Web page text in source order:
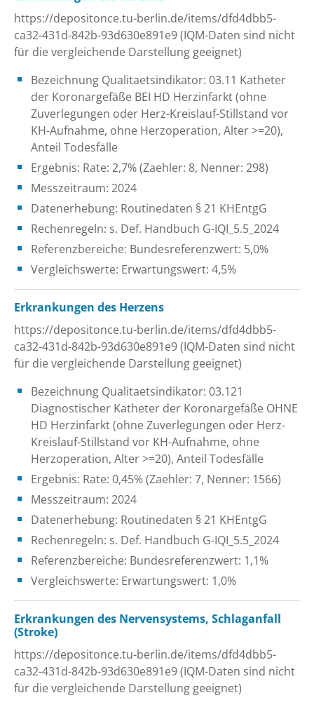
https://depositonce.tu-berlin.de/items/dfd4dbb5-
ca32-431d-842b-93d630e891e9 (IQM-Daten sind nicht
für die vergleichende Darstellung geeignet)
Bezeichnung Qualitaetsindikator: 03.11 Katheter
der Koronargefäße BEI HD Herzinfarkt (ohne
Zuverlegungen oder Herz-Kreislauf-Stillstand vor
KH-Aufnahme, ohne Herzoperation, Alter >=20),
Anteil Todesfälle
Ergebnis: Rate: 2,7% (Zaehler: 8, Nenner: 298)
Messzeitraum: 2024
Datenerhebung: Routinedaten § 21 KHEntgG
Rechenregeln: s. Def. Handbuch G-IQI_5.5_2024
Referenzbereiche: Bundesreferenzwert: 5,0%
Vergleichswerte: Erwartungswert: 4,5%
Erkrankungen des Herzens
https://depositonce.tu-berlin.de/items/dfd4dbb5-
ca32-431d-842b-93d630e891e9 (IQM-Daten sind nicht
für die vergleichende Darstellung geeignet)
Bezeichnung Qualitaetsindikator: 03.121
Diagnostischer Katheter der Koronargefäße OHNE
HD Herzinfarkt (ohne Zuverlegungen oder Herz-
Kreislauf-Stillstand vor KH-Aufnahme, ohne
Herzoperation, Alter >=20), Anteil Todesfälle
Ergebnis: Rate: 0,45% (Zaehler: 7, Nenner: 1566)
Messzeitraum: 2024
Datenerhebung: Routinedaten § 21 KHEntgG
Rechenregeln: s. Def. Handbuch G-IQI_5.5_2024
Referenzbereiche: Bundesreferenzwert: 1,1%
Vergleichswerte: Erwartungswert: 1,0%
Erkrankungen des Nervensystems, Schlaganfall
(Stroke)
https://depositonce.tu-berlin.de/items/dfd4dbb5-
ca32-431d-842b-93d630e891e9 (IQM-Daten sind nicht
für die vergleichende Darstellung geeignet)